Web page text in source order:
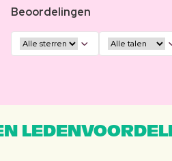
Beoordelingen